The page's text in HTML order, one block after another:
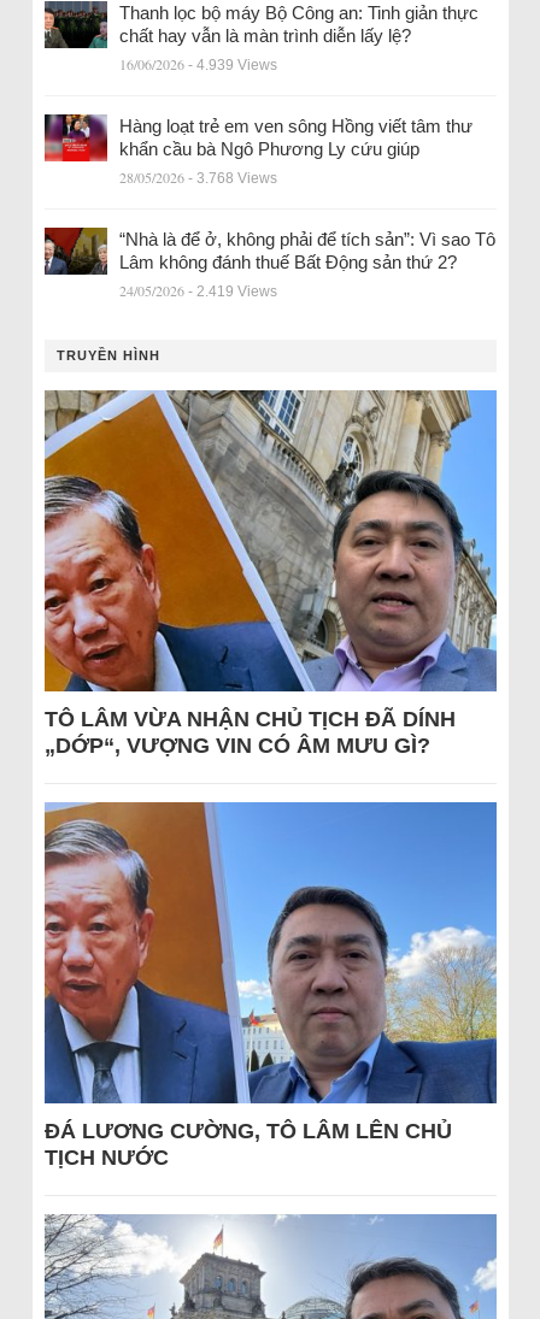
Thanh lọc bộ máy Bộ Công an: Tinh giản thực
chất hay vẫn là màn trình diễn lấy lệ?
16/06/2026 - 4.939 Views
Hàng loạt trẻ em ven sông Hồng viết tâm thư
khẩn cầu bà Ngô Phương Ly cứu giúp
28/05/2026 - 3.768 Views
“Nhà là để ở, không phải để tích sản”: Vì sao Tô
Lâm không đánh thuế Bất Động sản thứ 2?
24/05/2026 - 2.419 Views
TRUYỀN HÌNH
TÔ LÂM VỪA NHẬN CHỦ TỊCH ĐÃ DÍNH
„DỚP“, VƯỢNG VIN CÓ ÂM MƯU GÌ?
ĐÁ LƯƠNG CƯỜNG, TÔ LÂM LÊN CHỦ
TỊCH NƯỚC